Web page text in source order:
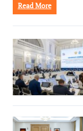
Read More